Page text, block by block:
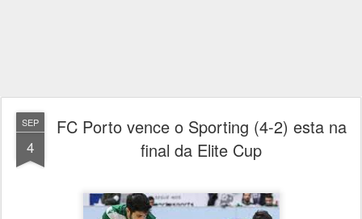
SEP
4
FC Porto vence o Sporting (4-2) esta na
final da Elite Cup